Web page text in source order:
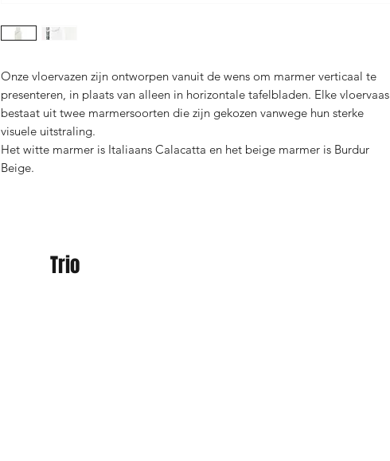
Onze vloervazen zijn ontworpen vanuit de wens om marmer verticaal te
presenteren, in plaats van alleen in horizontale tafelbladen. Elke vloervaas
bestaat uit twee marmersoorten die zijn gekozen vanwege hun sterke
visuele uitstraling.
Het witte marmer is Italiaans Calacatta en het beige marmer is Burdur
Beige.
Trio